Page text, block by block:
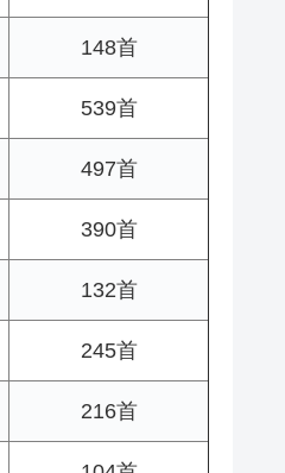
148首
539首
497首
390首
132首
245首
216首